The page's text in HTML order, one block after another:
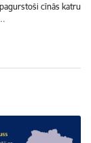
cīnās katru